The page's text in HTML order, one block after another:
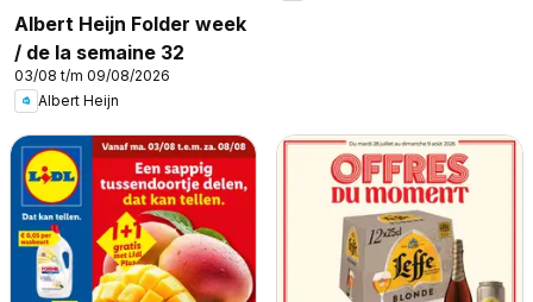
Albert Heijn Folder week
/ de la semaine 32
03/08 t/m 09/08/2026
Albert Heijn